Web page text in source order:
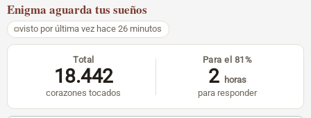
Enigma aguarda tus sueños
visto por última vez hace 26 minutos
Total
18.442
corazones tocados
Para el 81%
2 horas
para responder